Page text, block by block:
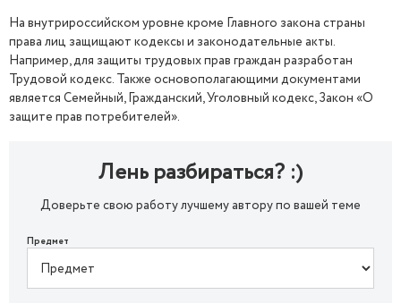
На внутрироссийском уровне кроме Главного закона страны
права лиц защищают кодексы и законодательные акты.
Например, для защиты трудовых прав граждан разработан
Трудовой кодекс. Также основополагающими документами
является Семейный, Гражданский, Уголовный кодекс, Закон «О
защите прав потребителей».
Лень разбираться? :)
Доверьте свою работу лучшему автору по вашей теме
Предмет